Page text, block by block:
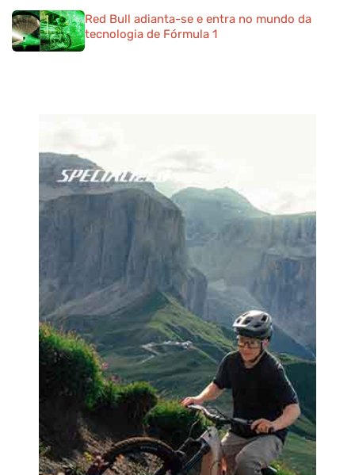
Red Bull adianta-se e entra no mundo da
tecnologia de Fórmula 1